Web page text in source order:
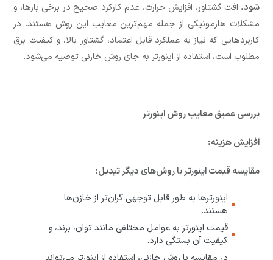
شود. افت گشتاور، افزایش حرارت، عدم کارکرد صحیح در برخی بارها، و
مشکلات هارمونیکی از جمله مهم‌ترین معایب این روش هستند. در
کاربردهایی که نیاز به عملکرد قابل اعتماد، گشتاور بالا، و کیفیت برق
مطلوب است، استفاده از اینورتر به جای روش خازنی توصیه می‌شود.
بررسی عمیق معایب روش اینورتر
افزایش هزینه:
مقایسه قیمت اینورتر با روش‌های دیگر تبدیل:
اینورترها به طور قابل توجهی گران‌تر از خازن‌ها
هستند.
قیمت اینورتر به عوامل مختلفی مانند توان، برند، و
کیفیت آن بستگی دارد.